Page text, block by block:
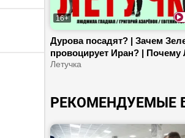
16+
Дурова посадят? | Зачем
провоцирует Иран? | Почему
вымирает?
Летучка
РЕКОМЕНДУЕМЫЕ